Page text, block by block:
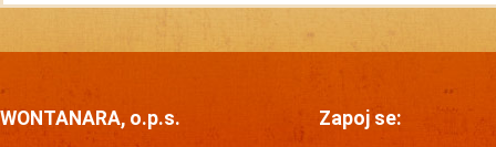
WONTANARA, o.p.s. Zapoj se: